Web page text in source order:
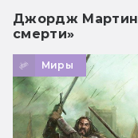
Джордж Мартин
смерти»
Миры